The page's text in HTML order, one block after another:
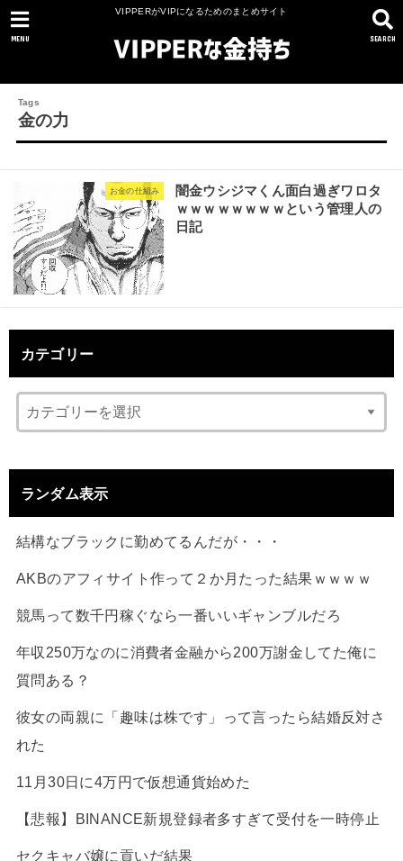
VIPPERがVIPになるためのまとめサイト
SEARCH
MENU
金の力
お金の仕組み
闇金ウシジマくん面白過ぎワロタ
ｗｗｗｗｗｗｗｗという管理人の
日記
カテゴリー
ランダム表示
結構なブラックに勤めてるんだが・・・
AKBのアフィサイト作って２か月たった結果ｗｗｗｗ
競馬って数千円稼ぐなら一番いいギャンブルだろ
年収250万なのに消費者金融から200万謝金してた俺に
質問ある？
彼女の両親に「趣味は株です」って言ったら結婚反対さ
れた
11月30日に4万円で仮想通貨始めた
【悲報】BINANCE新規登録者多すぎて受付を一時停止
セクキャバ嬢に貢いだ結果